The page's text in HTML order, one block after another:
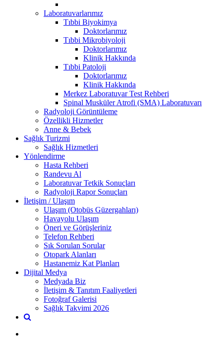
Laboratuvarlarımız
Tıbbi Biyokimya
Doktorlarımız
Tıbbi Mikrobiyoloji
Doktorlarımız
Klinik Hakkında
Tıbbi Patoloji
Doktorlarımız
Klinik Hakkında
Merkez Laboratuvar Test Rehberi
Spinal Musküler Atrofi (SMA) Laboratuvarı
Radyoloji Görüntüleme
Özellikli Hizmetler
Anne & Bebek
Sağlık Turizmi
Sağlık Hizmetleri
Yönlendirme
Hasta Rehberi
Randevu Al
Laboratuvar Tetkik Sonuçları
Radyoloji Rapor Sonuçları
İletişim / Ulaşım
Ulaşım (Otobüs Güzergahları)
Havayolu Ulaşım
Öneri ve Görüşleriniz
Telefon Rehberi
Sık Sorulan Sorular
Otopark Alanları
Hastanemiz Kat Planları
Dijital Medya
Medyada Biz
İletişim & Tanıtım Faaliyetleri
Fotoğraf Galerisi
Sağlık Takvimi 2026